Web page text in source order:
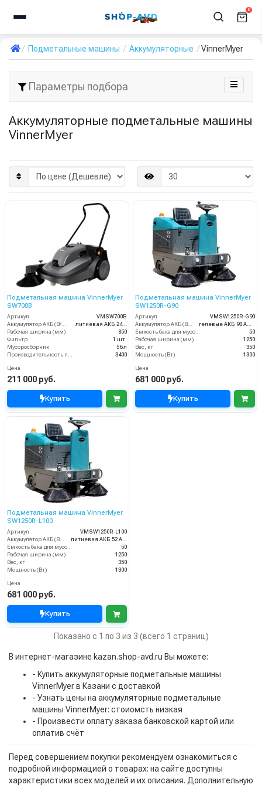
0
Подметальные машины Аккумуляторные VinnerMyer
Параметры подбора
Аккумуляторные подметальные машины
VinnerMyer
Подметальная машина VinnerMyer
SW700B
Артикул
VMSW700B
литиевая АКБ 24Ач
Рабочая ширина (мм)
850
Фильтр
1 шт.
Мусоросборник
56 л
3400
Цена
211 000 руб.
Купить
Подметальная машина VinnerMyer
SW1250R-G90
Артикул
VMSW1250R-G90
50
Рабочая ширина (мм)
1250
Вес, кг
350
Мощность (Вт)
1300
Цена
681 000 руб.
Купить
Подметальная машина VinnerMyer
SW1250R-L100
Артикул
VMSW1250R-L100
Аккумулятор АКБ (В/А·ч)
литиевая АКБ 52 Ач С2
Емкость бака для мусора (л)
50
Рабочая ширина (мм)
1250
Вес, кг
350
Мощность (Вт)
1300
Цена
681 000 руб.
Купить
Показано с 1 по 3 из 3 (всего 1 страниц)
В интернет-магазине kazan.shop-avd.ru Вы можете:
- Купить аккумуляторные подметальные машины
VinnerMyer в Казани с доставкой
- Узнать цены на аккумуляторные подметальные
машины VinnerMyer: стоиомсть низкая
- Произвести оплату заказа банковской картой или
оплатив счёт
Перед совершением покупки рекомендуем ознакомиться с
подробной информацией о товарах: на сайте доступны
характеристики всех моделей и их описания. Дополнительную